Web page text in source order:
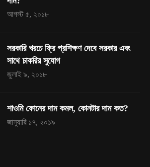
আগস্ট ৫, ২০১৮
সরকারি খরচে ফ্রি প্রশিক্ষণ দেবে সরকার এবং
সাথে চাকরির সুযোগ
জুলাই ৯, ২০১৮
শাওমি ফোনের দাম কমল, কোনটার দাম কত?
জানুয়ারি ১৭, ২০১৯